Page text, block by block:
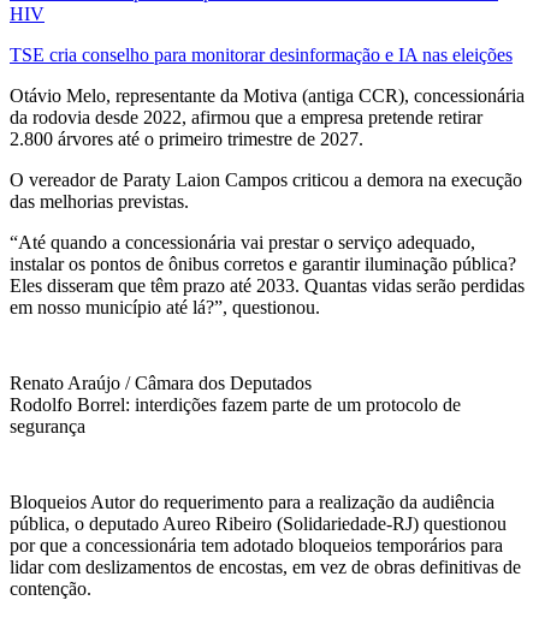
HIV
TSE cria conselho para monitorar desinformação e IA nas eleições
Otávio Melo, representante da Motiva (antiga CCR), concessionária
da rodovia desde 2022, afirmou que a empresa pretende retirar
2.800 árvores até o primeiro trimestre de 2027.
O vereador de Paraty Laion Campos criticou a demora na execução
das melhorias previstas.
“Até quando a concessionária vai prestar o serviço adequado,
instalar os pontos de ônibus corretos e garantir iluminação pública?
Eles disseram que têm prazo até 2033. Quantas vidas serão perdidas
em nosso município até lá?”, questionou.
Renato Araújo / Câmara dos Deputados
Rodolfo Borrel: interdições fazem parte de um protocolo de
segurança
Bloqueios Autor do requerimento para a realização da audiência
pública, o deputado Aureo Ribeiro (Solidariedade-RJ) questionou
por que a concessionária tem adotado bloqueios temporários para
lidar com deslizamentos de encostas, em vez de obras definitivas de
contenção.